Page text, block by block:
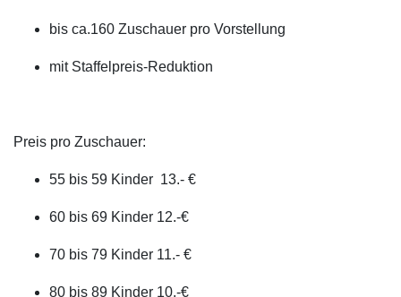
bis ca.160 Zuschauer pro Vorstellung
mit Staffelpreis-Reduktion
Preis pro Zuschauer:
55 bis 59 Kinder 13.- €
60 bis 69 Kinder 12.-€
70 bis 79 Kinder 11.- €
80 bis 89 Kinder 10.-€